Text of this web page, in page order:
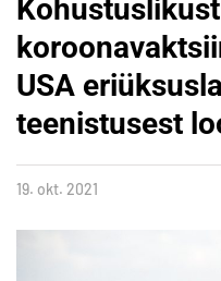
Kohustuslikust
USA
teenistusest
19. okt. 2021